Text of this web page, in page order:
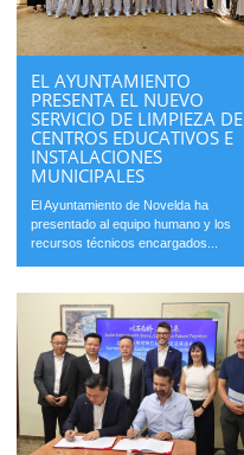
EL AYUNTAMIENTO
PRESENTA EL NUEVO
SERVICIO DE LIMPIEZA DE
CENTROS EDUCATIVOS E
INSTALACIONES
MUNICIPALES
El Ayuntamiento de Novelda ha
presentado al equipo humano y los
recursos técnicos encargados...